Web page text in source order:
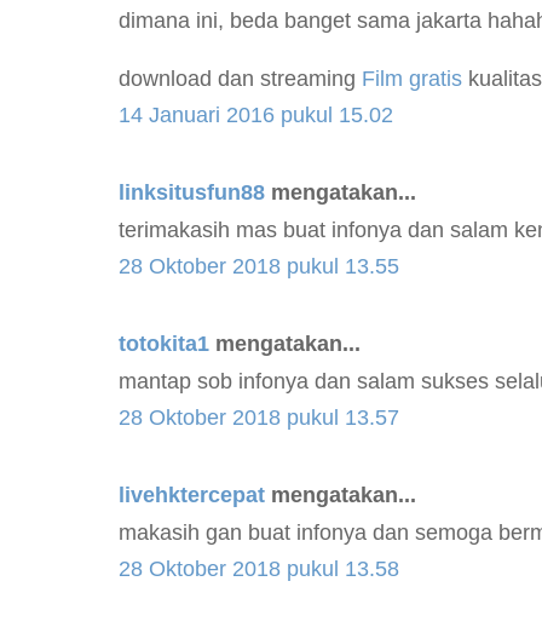
dimana ini, beda banget sama jakarta
download dan streaming Film gratis
14 Januari 2016 pukul 15.02
linksitusfun88 mengatakan...
terimakasih mas buat infonya dan salam
28 Oktober 2018 pukul 13.55
totokita1 mengatakan...
mantap sob infonya dan salam sukses
28 Oktober 2018 pukul 13.57
livehktercepat mengatakan...
makasih gan buat infonya dan semoga
28 Oktober 2018 pukul 13.58